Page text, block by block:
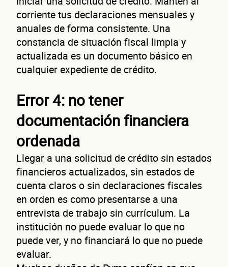
corriente tus declaraciones mensuales y
anuales de forma consistente. Una
constancia de situación fiscal limpia y
actualizada es un documento básico en
cualquier expediente de crédito.
Error 4: no tener
documentación financiera
ordenada
Llegar a una solicitud de crédito sin estados
financieros actualizados, sin estados de
cuenta claros o sin declaraciones fiscales
en orden es como presentarse a una
entrevista de trabajo sin currículum. La
institución no puede evaluar lo que no
puede ver, y no financiará lo que no puede
evaluar.